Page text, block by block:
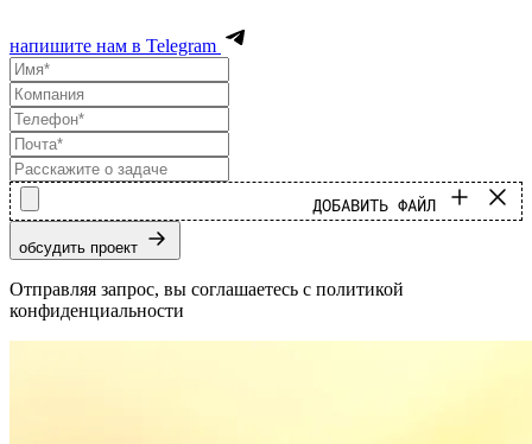
напишите нам в Telegram
ДОБАВИТЬ ФАЙЛ
обсудить проект
Отправляя запрос, вы соглашаетесь с политикой
конфиденциальности